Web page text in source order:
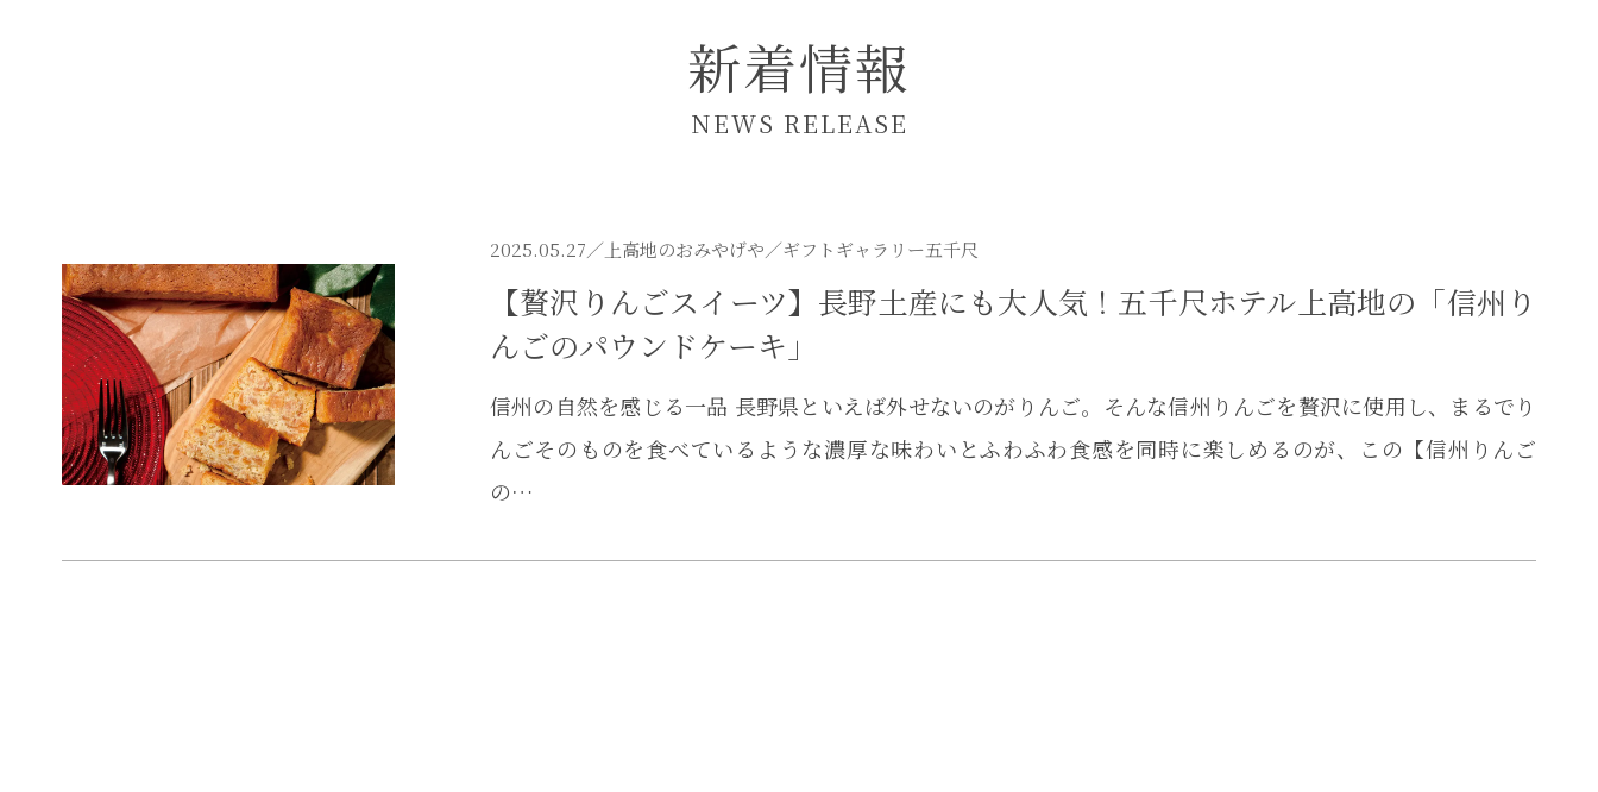
新着情報
NEWS RELEASE
2025.05.27／ 上高地のおみやげや／ギフトギャラリー五千尺
【贅沢りんごスイーツ】長野土産にも大人気！五千尺ホテル上高地の「信州り
んごのパウンドケーキ」
信州の自然を感じる一品 長野県といえば外せないのがりんご。そんな信州りんごを贅沢に使用し、まるでり
んごそのものを食べているような濃厚な味わいとふわふわ食感を同時に楽しめるのが、この【信州りんご
の…